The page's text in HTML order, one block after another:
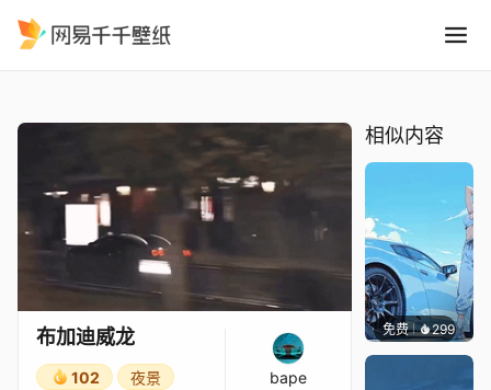
布加迪威龙
102
夜景
bape
相似内容
免费 299Ado